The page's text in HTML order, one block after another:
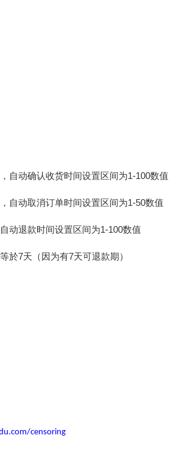
自动确认收货时间设置区间为1-100数值
自动取消订单时间设置区间为1-50数值
动退款时间设置区间为1-100数值
7天（因为有7天可退款期）
censoring